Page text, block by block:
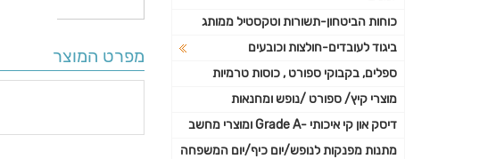
מפרט המוצר
כוחות הביטחון-תשורות וטקסטיל ממותג
ביגוד לעובדים-חולצות וכובעים
ספלים, בקבוקי ספורט , כוסות טרמיות
מוצרי קיץ/ ספורט /נופש ומחנאות
דיסק און קי איכותי -Grade A ומוצרי מחשב
מתנות מפנקות לנופש/יום כיף/יום המשפחה